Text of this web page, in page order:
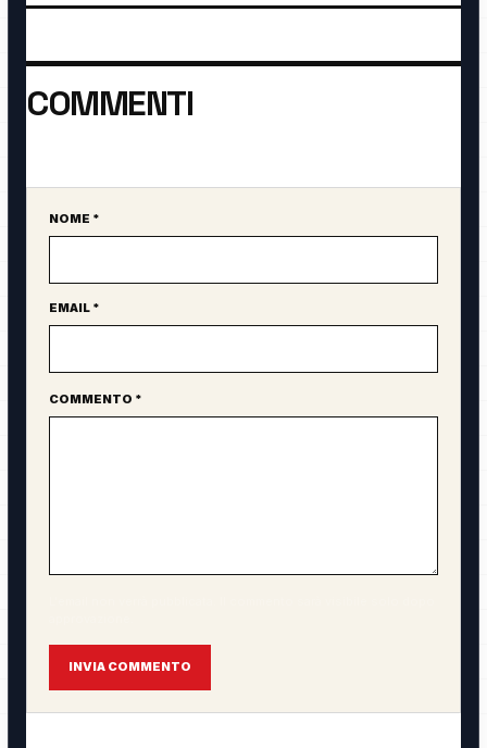
COMMENTI
Sito web
NOME *
EMAIL *
COMMENTO *
INVIA COMMENTO